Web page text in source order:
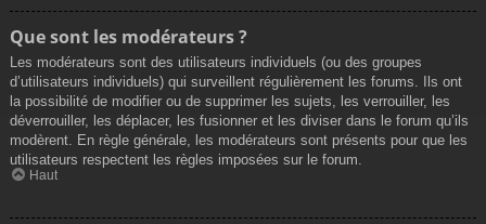
Que sont les modérateurs ?
Les modérateurs sont des utilisateurs individuels (ou des groupes
d’utilisateurs individuels) qui surveillent régulièrement les forums. Ils ont
la possibilité de modifier ou de supprimer les sujets, les verrouiller, les
déverrouiller, les déplacer, les fusionner et les diviser dans le forum qu’ils
modèrent. En règle générale, les modérateurs sont présents pour que les
utilisateurs respectent les règles imposées sur le forum.
Haut